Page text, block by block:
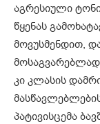
აგრესიული
წყენას
მოვუსმენდით,
კი კლასის
პატივისცემა